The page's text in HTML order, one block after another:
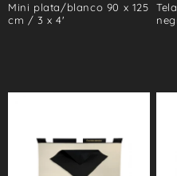
Mini plata/blanco 90 x 125
cm / 3 x 4'